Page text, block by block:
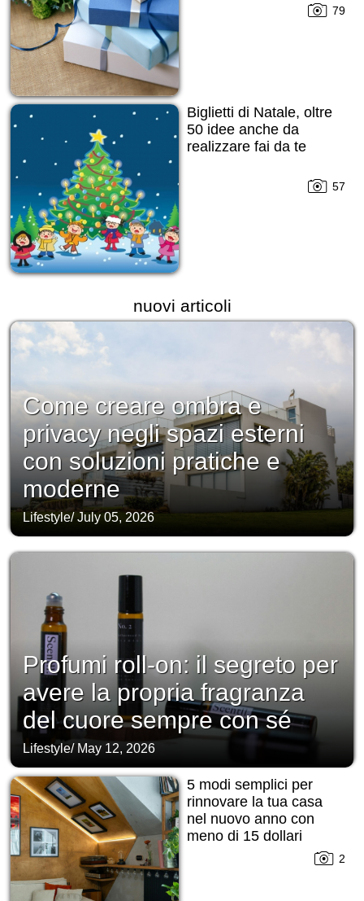
79
Biglietti di Natale, oltre
50 idee anche da
realizzare fai da te
57
nuovi articoli
Come creare ombra e
privacy negli spazi esterni
con soluzioni pratiche e
moderne
Lifestyle/July 05, 2026
Profumi roll-on: il segreto per
avere la propria fragranza
del cuore sempre con sé
Lifestyle/ May 12, 2026
5 modi semplici per
rinnovare la tua casa
nel nuovo anno con
meno di 15 dollari
2